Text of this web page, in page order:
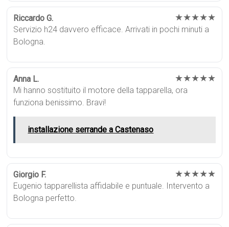
Riccardo G. ★★★★★
Servizio h24 davvero efficace. Arrivati in pochi minuti a
Bologna.
Anna L. ★★★★★
Mi hanno sostituito il motore della tapparella, ora
funziona benissimo. Bravi!
installazione serrande a Castenaso
Giorgio F. ★★★★★
Eugenio tapparellista affidabile e puntuale. Intervento a
Bologna perfetto.